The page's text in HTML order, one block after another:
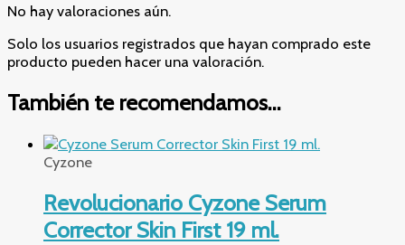
No hay valoraciones aún.
Solo los usuarios registrados que hayan comprado este
producto pueden hacer una valoración.
También te recomendamos…
Cyzone
Revolucionario Cyzone Serum
Corrector Skin First 19 ml.